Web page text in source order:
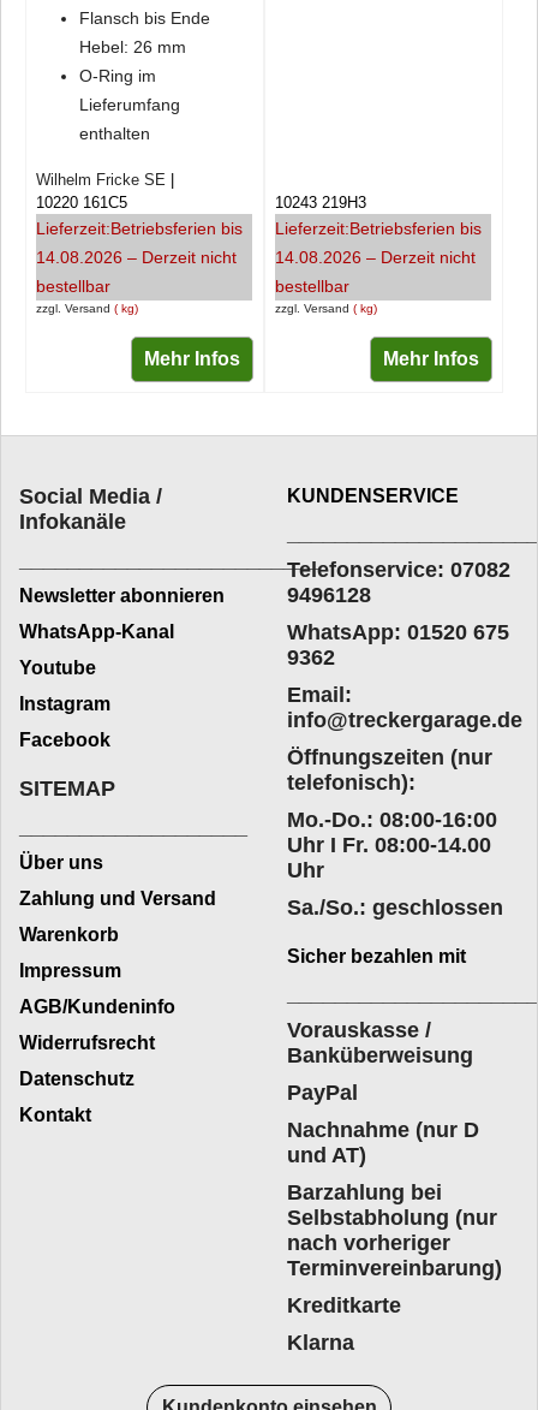
Flansch bis Ende
Hebel: 26 mm
O-Ring im
Lieferumfang
enthalten
zzgl. Versand kg
Wilhelm Fricke SE
10220 161C5
Lieferzeit:Betriebsferien bis
14.08.2026 – Derzeit nicht
bestellbar
Mehr Infos
zzgl. Versand kg
10243 219H3
Lieferzeit:Betriebsferien bis
14.08.2026 – Derzeit nicht
bestellbar
Mehr Infos
Social Media /
Infokanäle
_________________________
Newsletter abonnieren
WhatsApp-Kanal
Youtube
Instagram
Facebook
KUNDENSERVICE
Telefonservice: 07082
9496128
WhatsApp: 01520 675
9362
Email:
info@treckergarage.de
Öffnungszeiten (nur
telefonisch):
Mo.-Do.: 08:00-16:00
Uhr I Fr. 08:00-14.00
Uhr
Sa./So.: geschlossen
SITEMAP
Über uns
Zahlung und Versand
Warenkorb
Impressum
AGB/Kundeninfo
Widerrufsrecht
Datenschutz
Kontakt
Sicher bezahlen mit
Vorauskasse /
Banküberweisung
PayPal
Nachnahme (nur D
und AT)
Barzahlung bei
Selbstabholung (nur
nach vorheriger
Terminvereinbarung)
Kreditkarte
Klarna